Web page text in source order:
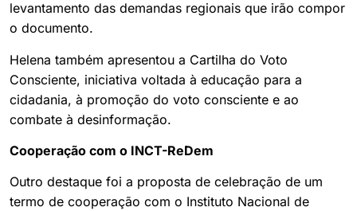
levantamento das demandas regionais que irão compor
o documento.
Helena também apresentou a Cartilha do Voto
Consciente, iniciativa voltada à educação para a
cidadania, à promoção do voto consciente e ao
combate à desinformação.
Cooperação com o INCT-ReDem
Outro destaque foi a proposta de celebração de um
termo de cooperação com o Instituto Nacional de